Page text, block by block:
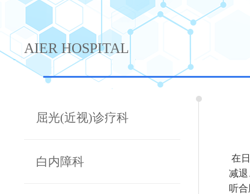
AIER HOSPITAL
屈光(近视)诊疗科
白内障科
在
减
听